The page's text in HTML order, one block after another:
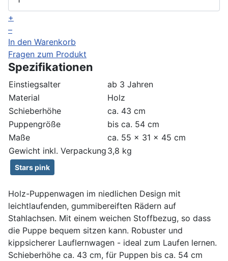
+
–
In den Warenkorb
Fragen zum Produkt
Spezifikationen
Einstiegsalter
ab 3 Jahren
Material
Holz
Schieberhöhe
ca. 43 cm
Puppengröße
bis ca. 54 cm
Maße
ca. 55 x 31 x 45 cm
Gewicht inkl. Verpackung 3,8 kg
Stars pink
Holz-Puppenwagen im niedlichen Design mit
leichtlaufenden, gummibereiften Rädern auf
Stahlachsen. Mit einem weichen Stoffbezug, so dass
die Puppe bequem sitzen kann. Robuster und
kippsicherer Lauflernwagen - ideal zum Laufen lernen.
Schieberhöhe ca. 43 cm, für Puppen bis ca. 54 cm